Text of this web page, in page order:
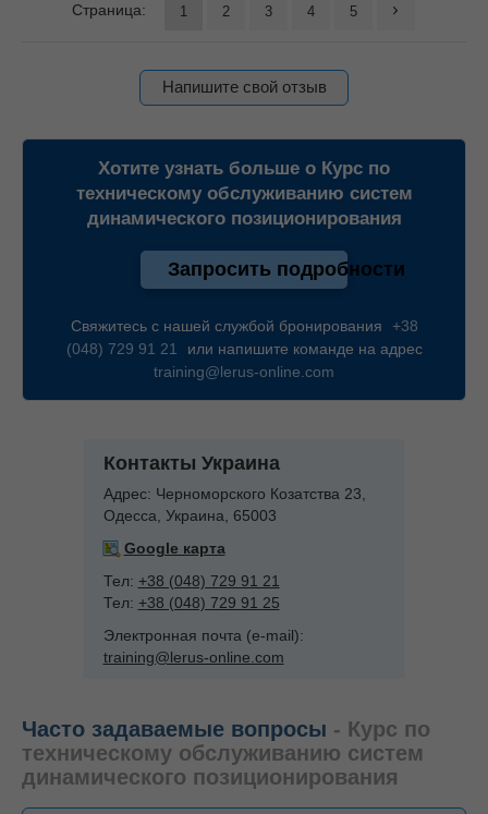
Контакты Украина
Адрес: Черноморского Козатства 23,
Одесса, Украина, 65003
Google карта
Тел: +38 (048) 729 91 21
Тел: +38 (048) 729 91 25
Электронная почта (e-mail):
training@lerus-online.com
Страница: 1 2 3 4 5
Напишите свой отзыв
Хотите узнать больше о Курс по
техническому обслуживанию систем
динамического позиционирования
Запросить подробности
Свяжитесь с нашей службой бронирования
+38
(048) 729 91 21
или напишите команде на адрес
training@lerus-online.com
Часто задаваемые вопросы - Курс по
техническому обслуживанию систем
динамического позиционирования